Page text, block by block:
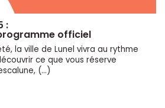
:
officiel
la ville de Lunel vivra au rythme
ce que vous réserve
(…)